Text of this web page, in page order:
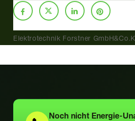
Elektrotechnik Forstner
Noch nicht Energie-